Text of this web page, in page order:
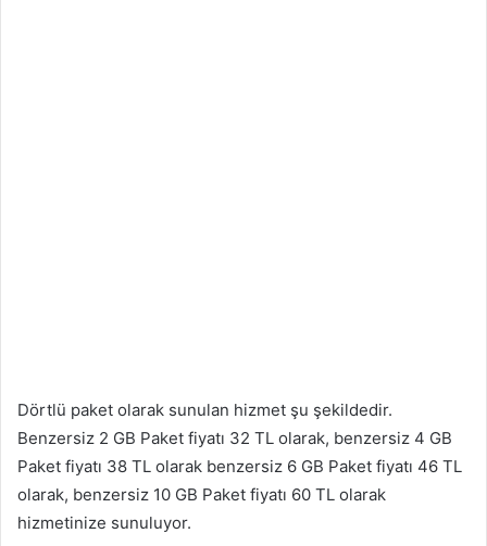
Dörtlü paket olarak sunulan hizmet şu şekildedir.
Benzersiz 2 GB Paket fiyatı 32 TL olarak, benzersiz 4 GB
Paket fiyatı 38 TL olarak benzersiz 6 GB Paket fiyatı 46 TL
olarak, benzersiz 10 GB Paket fiyatı 60 TL olarak
hizmetinize sunuluyor.